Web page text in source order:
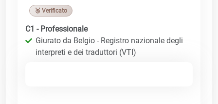
🥉 Verificato
C1 - Professionale
Giurato da Belgio - Registro nazionale degli
interpreti e dei traduttori (VTI)